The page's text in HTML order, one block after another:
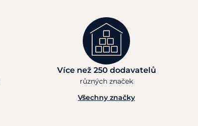
Více než 250 dodavatelů
různých značek
Všechny značky